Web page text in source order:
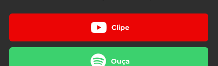
Clipe
Ouça